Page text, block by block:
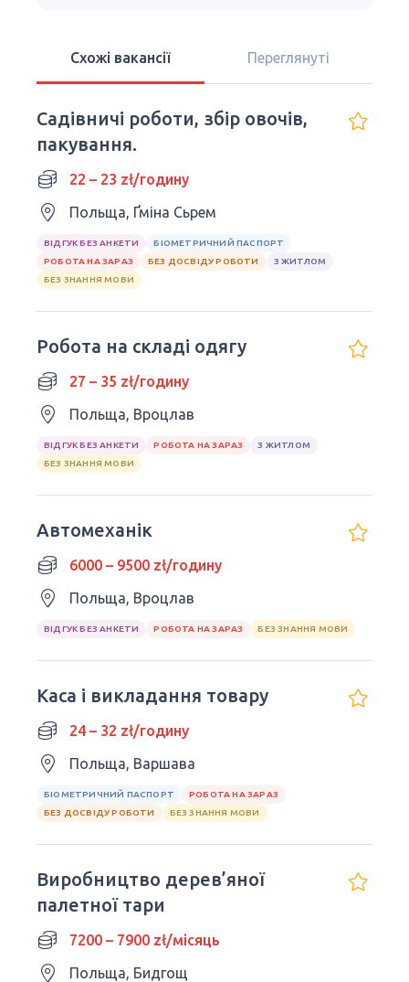
Схожі вакансії Переглянуті
Садівничі роботи, збір овочів,
пакування.
22 – 23 zł/годину
Польща, Ґміна Сьрем
ВІДГУК БЕЗ АНКЕТИ
БІОМЕТРИЧНИЙ ПАСПОРТ
РОБОТА НА ЗАРАЗ
БЕЗ ДОСВІДУ РОБОТИ
З ЖИТЛОМ
БЕЗ ЗНАННЯ МОВИ
Робота на складі одягу
27 – 35 zł/годину
Польща, Вроцлав
ВІДГУК БЕЗ АНКЕТИ РОБОТА НА ЗАРАЗ
З ЖИТЛОМ
БЕЗ ЗНАННЯ МОВИ
Автомеханік
6000 – 9500 zł/годину
Польща, Вроцлав
ВІДГУК БЕЗ АНКЕТИ РОБОТА НА ЗАРАЗ БЕЗ ЗНАННЯ МОВИ
Каса і викладання товару
24 – 32 zł/годину
Польща, Варшава
БІОМЕТРИЧНИЙ ПАСПОРТ
РОБОТА НА ЗАРАЗ
БЕЗ ДОСВІДУ РОБОТИ
БЕЗ ЗНАННЯ МОВИ
Виробництво дерев’яної
палетної тари
7200 – 7900 zł/місяць
Польща, Бидгощ